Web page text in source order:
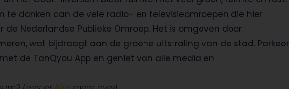
te danken aan de vele radio- en televisieomroepen die hier
de Nederlandse Publieke Omroep. Het is omgeven door
wat bijdraagt aan de groene uitstraling van de stad. Parkeer
de TanQyou App en geniet van alle media en